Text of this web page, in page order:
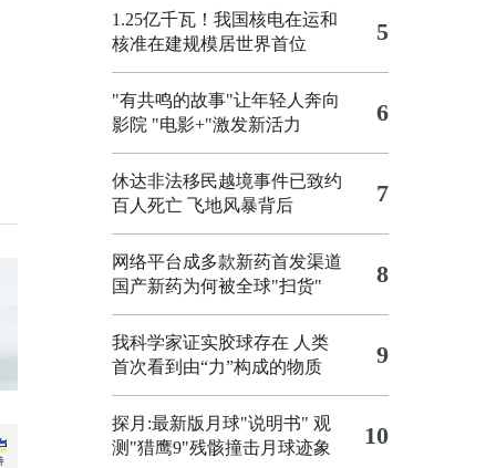
1.25亿千瓦！我国核电在运和
核准在建规模居世界首位
5
"有共鸣的故事"让年轻人奔向
影院 "电影+"激发新活力 6
休达非法移民越境事件已致约
百人死亡 飞地风暴背后 7
网络平台成多款新药首发渠道
国产新药为何被全球"扫货"
8
我科学家证实胶球存在 人类
首次看到由“力”构成的物质
9
探月:最新版月球"说明书" 观
测"猎鹰9"残骸撞击月球迹象
10